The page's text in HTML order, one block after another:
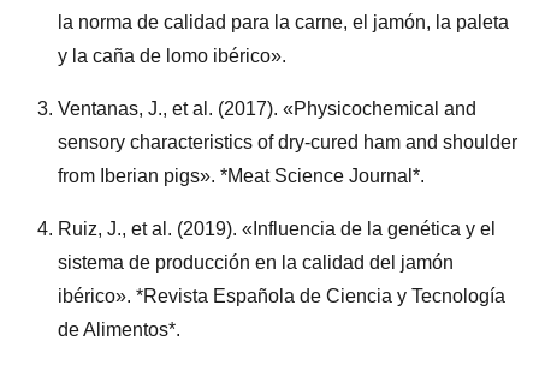
la norma de calidad para la carne, el jamón, la paleta
y la caña de lomo ibérico».
Ventanas, J., et al. (2017). «Physicochemical and
sensory characteristics of dry-cured ham and shoulder
from Iberian pigs». *Meat Science Journal*.
Ruiz, J., et al. (2019). «Influencia de la genética y el
sistema de producción en la calidad del jamón
ibérico». *Revista Española de Ciencia y Tecnología
de Alimentos*.